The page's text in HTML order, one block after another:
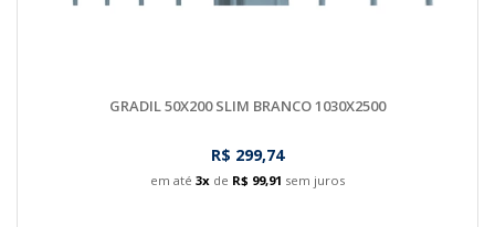
GRADIL 50X200 SLIM BRANCO 1030X2500
R$ 299,74
em até 3x de R$ 99,91 sem juros